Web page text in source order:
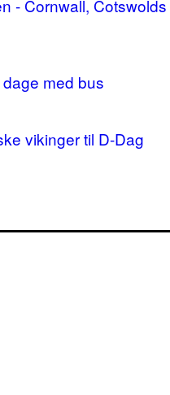
- Cornwall, Cotswolds
med bus
vikinger til D-Dag